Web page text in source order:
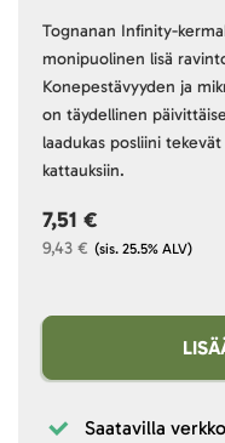
Tognanan Infinity-
monipuolinen lisä
Konepestävyyden ja
on täydellinen
laadukas posliini
kattauksiin.
(sis. 25.5% ALV)
9,43 €
7,51 €
Saatavilla
gallery